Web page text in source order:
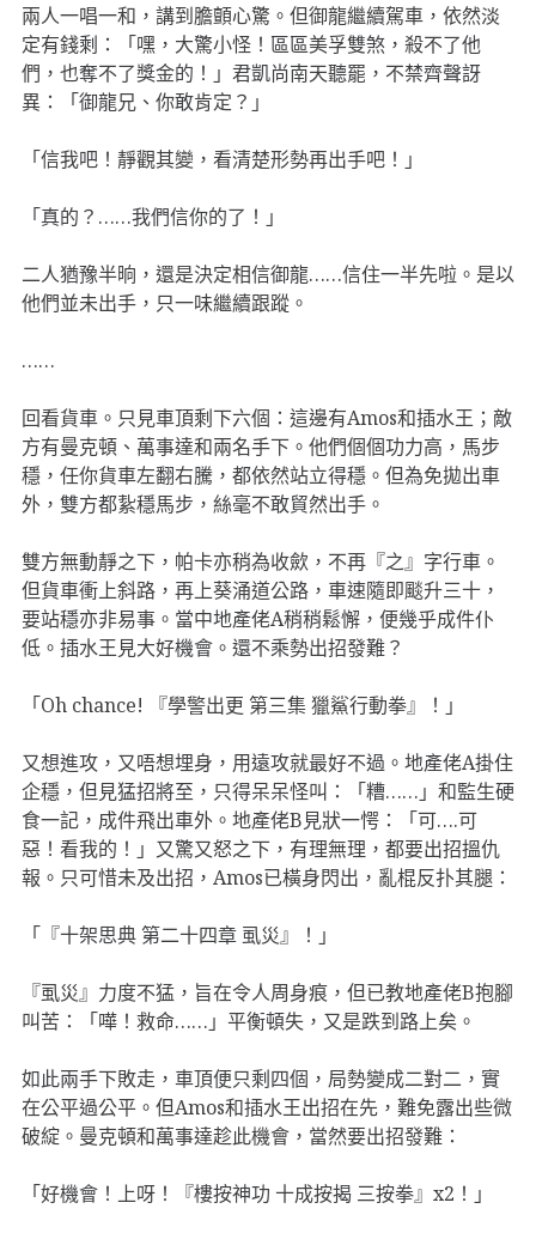
兩人一唱一和，講到膽顫心驚。但御龍繼續駕車，依然淡
定有錢剩：「嘿，大驚小怪！區區美孚雙煞，殺不了他
們，也奪不了獎金的！」君凱尚南天聽罷，不禁齊聲訝
異：「御龍兄、你敢肯定？」
「信我吧！靜觀其變，看清楚形勢再出手吧！」
「真的？……我們信你的了！」
二人猶豫半晌，還是決定相信御龍……信住一半先啦。是以
他們並未出手，只一味繼續跟蹤。
……
回看貨車。只見車頂剩下六個：這邊有Amos和插水王；敵
方有曼克頓、萬事達和兩名手下。他們個個功力高，馬步
穩，任你貨車左翻右騰，都依然站立得穩。但為免拋出車
外，雙方都紥穩馬步，絲毫不敢貿然出手。
雙方無動靜之下，帕卡亦稍為收歛，不再『之』字行車。
但貨車衝上斜路，再上葵涌道公路，車速隨即颷升三十，
要站穩亦非易事。當中地產佬A稍稍鬆懈，便幾乎成件仆
低。插水王見大好機會。還不乘勢出招發難？
「Oh chance! 『學警出更 第三集 獵鯊行動拳』！」
又想進攻，又唔想埋身，用遠攻就最好不過。地產佬A掛住
企穩，但見猛招將至，只得呆呆怪叫：「糟……」和監生硬
食一記，成件飛出車外。地產佬B見狀一愕：「可….可
惡！看我的！」又驚又怒之下，有理無理，都要出招搵仇
報。只可惜未及出招，Amos已橫身閃出，亂棍反扑其腿：
「『十架思典 第二十四章 虱災』！」
『虱災』力度不猛，旨在令人周身痕，但已教地產佬B抱腳
叫苦：「嘩！救命……」平衡頓失，又是跌到路上矣。
如此兩手下敗走，車頂便只剩四個，局勢變成二對二，實
在公平過公平。但Amos和插水王出招在先，難免露出些微
破綻。曼克頓和萬事達趁此機會，當然要出招發難：
「好機會！上呀！『樓按神功 十成按揭 三按拳』x2！」